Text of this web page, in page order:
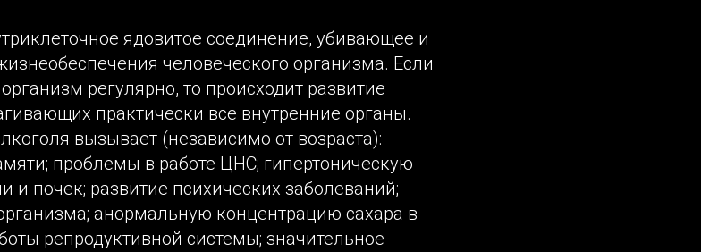
ядовитое соединение, убивающее и
человеческого организма. Если
регулярно, то происходит развитие
практически все внутренние органы.
вызывает (независимо от возраста):
проблемы в работе ЦНС; гипертоническую
и почек; развитие психических заболеваний;
анормальную концентрацию сахара в
репродуктивной системы; значительное